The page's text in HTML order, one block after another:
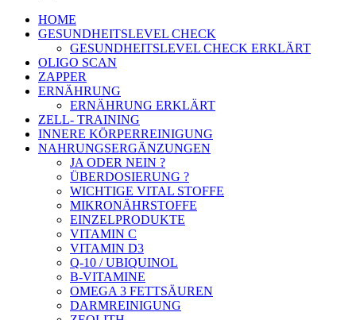
HOME
GESUNDHEITSLEVEL CHECK
GESUNDHEITSLEVEL CHECK ERKLÄRT
OLIGO SCAN
ZAPPER
ERNÄHRUNG
ERNÄHRUNG ERKLÄRT
ZELL- TRAINING
INNERE KÖRPERREINIGUNG
NAHRUNGSERGÄNZUNGEN
JA ODER NEIN ?
ÜBERDOSIERUNG ?
WICHTIGE VITAL STOFFE
MIKRONÄHRSTOFFE
EINZELPRODUKTE
VITAMIN C
VITAMIN D3
Q-10 / UBIQUINOL
B-VITAMINE
OMEGA 3 FETTSÄUREN
DARMREINIGUNG